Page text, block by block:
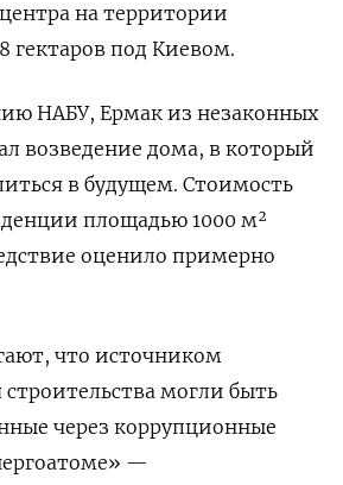
на территории
гектаров под Киевом.
НАБУ, Ермак из незаконных
возведение дома, в который
в будущем. Стоимость
площадью 1000 м²
оценило примерно
что источником
могли быть
через коррупционные
—